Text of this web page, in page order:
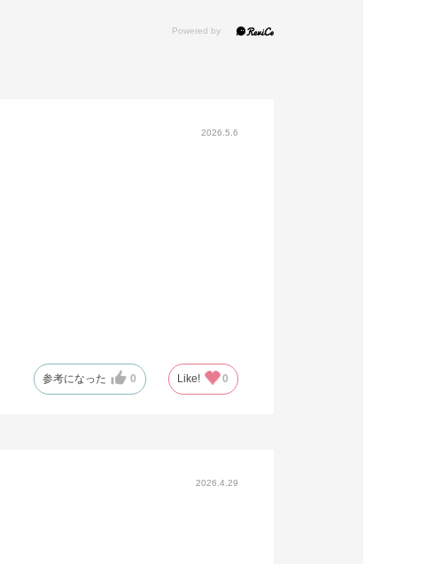
2026.5.6
参考になった 0 Like! 0
2026.4.29